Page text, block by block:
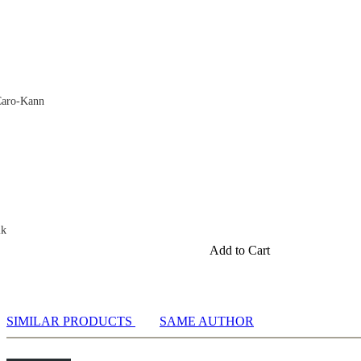
Kann
1935
Add to Cart
SIMILAR PRODUCTS SAME AUTHOR